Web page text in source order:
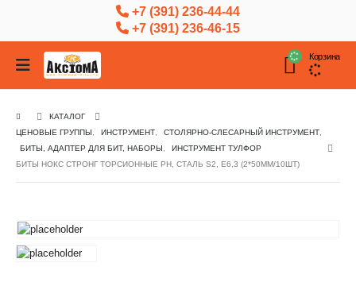
+7 (391) 236-44-44
+7 (391) 236-46-15
Корзина
КАТАЛОГ
ЦЕНОВЫЕ ГРУППЫ
ИНСТРУМЕНТ СТОЛЯРНО-СЛЕСАРНЫЙ ИНСТРУМЕНТ
БИТЫ, АДАПТЕР ДЛЯ БИТ, НАБОРЫ
ИНСТРУМЕНТ ТУЛФОР
БИТЫ НОКС СТРОНГ ТОРСИОННЫЕ PH, СТАЛЬ S2, Е6,3 (2*50ММ/10ШТ)